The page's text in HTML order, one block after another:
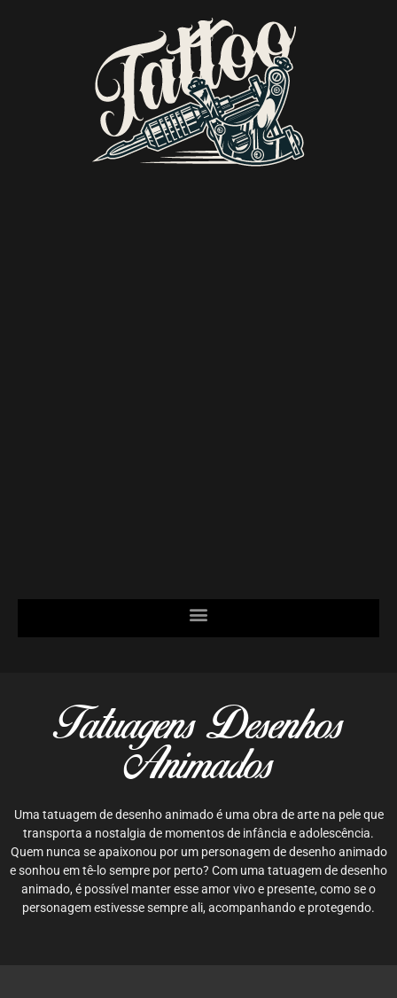
Tatuagens Desenhos
Animados
Uma tatuagem de desenho animado é uma obra de arte na pele que
transporta a nostalgia de momentos de infância e adolescência.
Quem nunca se apaixonou por um personagem de desenho animado
e sonhou em tê-lo sempre por perto? Com uma tatuagem de desenho
animado, é possível manter esse amor vivo e presente, como se o
personagem estivesse sempre ali, acompanhando e protegendo.